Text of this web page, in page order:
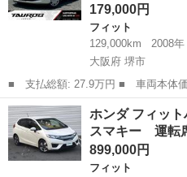
179,000円
フィット
129,000km
2008年
大阪府 堺市
■ 支払総額: 27.9万円 ■ 車両本体価格： 179,000 円 ■ メーカー
名： ホンダ ■ 車種名： フィッ
ェイエディション ユーザー買取
アコン ＥＴ...
大阪 堺市 フィット
ホンダ フィッ
スマキー 運転
899,000円
フィット